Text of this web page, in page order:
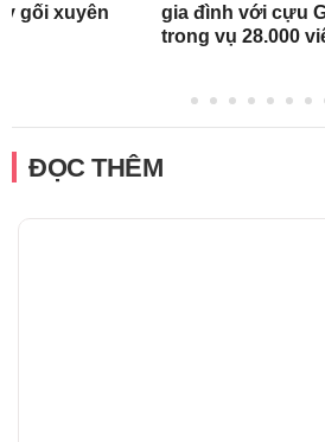
gối xuyên
gia đình với cựu
trong vụ 28.000
ĐỌC THÊM